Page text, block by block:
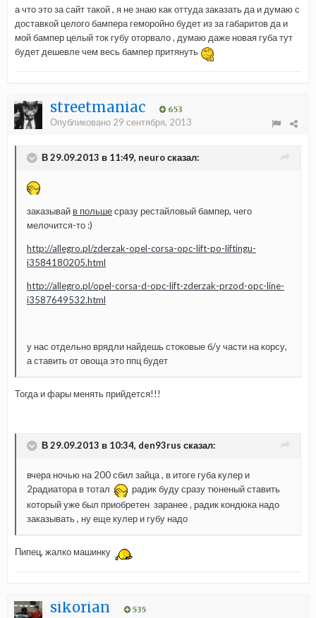
а что это за сайт такой , я не знаю как оттуда заказать да и думаю с
доставкой целого бампера геморойно будет из за габаритов да и
мой бампер целый ток губу оторвало , думаю даже новая губа тут
будет дешевле чем весь бампер притянуть
streetmaniac 653
Опубликовано 29 сентября, 2013
В 29.09.2013 в 11:49, neuro сказал:
заказывай в польшесразу рестайловый бампер, чего
мелочится-то :)
http://allegro.pl/zderzak-opel-corsa-opc-lift-po-liftingu-
i3584180205.html
http://allegro.pl/opel-corsa-d-opc-lift-zderzak-przod-opc-line-
i3587649532.html
у нас отдельно врядли найдешь стоковые б/у части на корсу,
а ставить от овоща это ппц будет
Тогда и фары менять прийдется!!!
В 29.09.2013 в 10:34, den93rus сказал:
вчера ночью на 200 сбил зайца , в итоге губа кулер и
2радиатора в тотал
радик буду сразу тюненый ставить
который уже был приобретен заранее , радик кондюка надо
заказывать , ну еще кулер и губу надо
Пипец, жалко машинку
sikorian 535